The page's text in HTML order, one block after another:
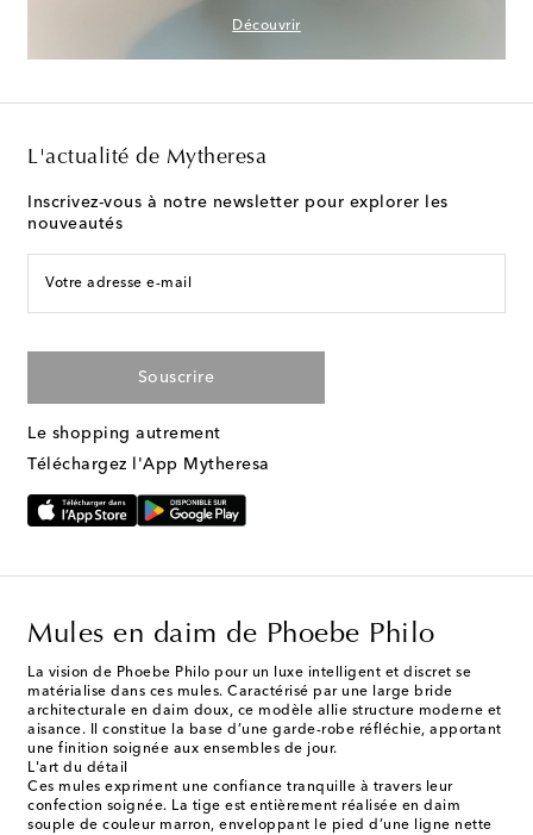
Découvrir
L'actualité de Mytheresa
Inscrivez-vous à notre newsletter pour explorer les
nouveautés
Votre adresse e-mail
Souscrire
Le shopping autrement
Téléchargez l'App Mytheresa
Mules en daim de Phoebe Philo
La vision de Phoebe Philo pour un luxe intelligent et discret se
matérialise dans ces mules. Caractérisé par une large bride
architecturale en daim doux, ce modèle allie structure moderne et
aisance. Il constitue la base d’une garde-robe réfléchie, apportant
une finition soignée aux ensembles de jour.
L'art du détail
Ces mules expriment une confiance tranquille à travers leur
confection soignée. La tige est entièrement réalisée en daim
souple de couleur marron, enveloppant le pied d’une ligne nette